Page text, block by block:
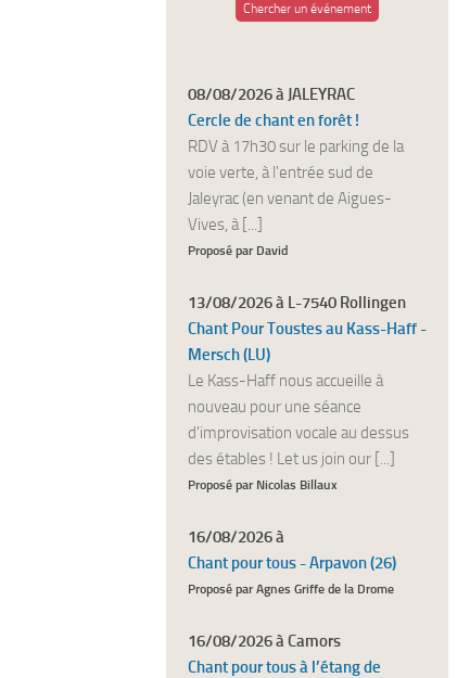
Chercher un événement
08/08/2026 à JALEYRAC
Cercle de chant en forêt !
RDV à 17h30 sur le parking de la
voie verte, à l'entrée sud de
Jaleyrac (en venant de Aigues-
Vives, à [...]
Proposé par David
13/08/2026 à L-7540 Rollingen
Chant Pour Toustes au Kass-Haff -
Mersch (LU)
Le Kass-Haff nous accueille à
nouveau pour une séance
d'improvisation vocale au dessus
des étables ! Let us join our [...]
Proposé par Nicolas Billaux
16/08/2026 à
Chant pour tous - Arpavon (26)
Proposé par Agnes Griffe de la Drome
16/08/2026 à Camors
Chant pour tous à l’étang de